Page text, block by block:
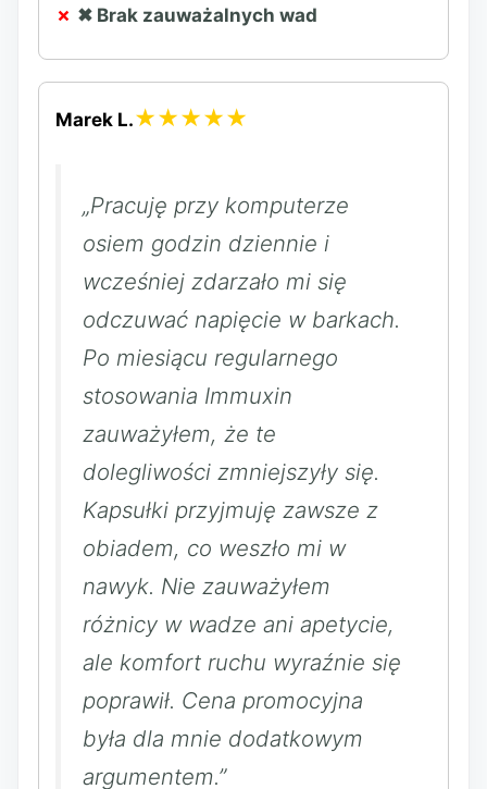
✖ Brak zauważalnych wad
Marek L.★★★★★
„Pracuję przy komputerze
osiem godzin dziennie i
wcześniej zdarzało mi się
odczuwać napięcie w barkach.
Po miesiącu regularnego
stosowania Immuxin
zauważyłem, że te
dolegliwości zmniejszyły się.
Kapsułki przyjmuję zawsze z
obiadem, co weszło mi w
nawyk. Nie zauważyłem
różnicy w wadze ani apetycie,
ale komfort ruchu wyraźnie się
poprawił. Cena promocyjna
była dla mnie dodatkowym
argumentem.”